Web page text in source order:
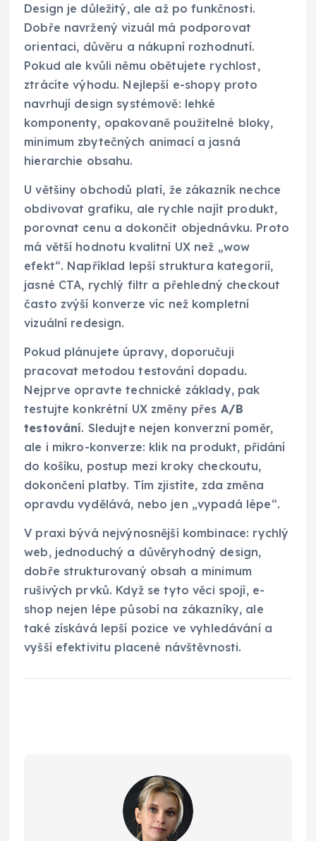
Design je důležitý, ale až po funkčnosti.
Dobře navržený vizuál má podporovat
orientaci, důvěru a nákupní rozhodnutí.
Pokud ale kvůli němu obětujete rychlost,
ztrácíte výhodu. Nejlepší e-shopy proto
navrhují design systémově: lehké
komponenty, opakovaně použitelné bloky,
minimum zbytečných animací a jasná
hierarchie obsahu.
U většiny obchodů platí, že zákazník nechce
obdivovat grafiku, ale rychle najít produkt,
porovnat cenu a dokončit objednávku. Proto
má větší hodnotu kvalitní UX než „wow
efekt“. Například lepší struktura kategorií,
jasné CTA, rychlý filtr a přehledný checkout
často zvýší konverze víc než kompletní
vizuální redesign.
Pokud plánujete úpravy, doporučuji
pracovat metodou testování dopadu.
Nejprve opravte technické základy, pak
testujte konkrétní UX změny přes A/B
testování. Sledujte nejen konverzní poměr,
ale i mikro-konverze: klik na produkt, přidání
do košíku, postup mezi kroky checkoutu,
dokončení platby. Tím zjistíte, zda změna
opravdu vydělává, nebo jen „vypadá lépe“.
V praxi bývá nejvýnosnější kombinace: rychlý
web, jednoduchý a důvěryhodný design,
dobře strukturovaný obsah a minimum
rušivých prvků. Když se tyto věci spojí, e-
shop nejen lépe působí na zákazníky, ale
také získává lepší pozice ve vyhledávání a
vyšší efektivitu placené návštěvnosti.